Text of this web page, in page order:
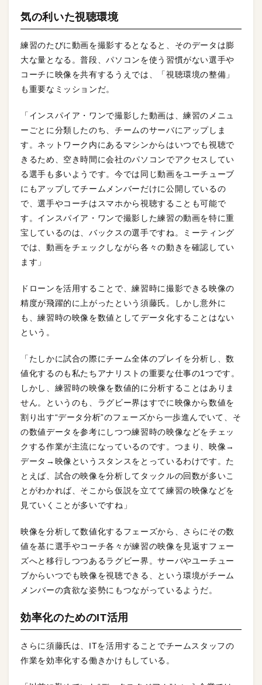
気の利いた視聴環境
練習のたびに動画を撮影するとなると、そのデータは膨
大な量となる。普段、パソコンを使う習慣がない選手や
コーチに映像を共有するうえでは、「視聴環境の整備」
も重要なミッションだ。
「インスパイア・ワンで撮影した動画は、練習のメニュ
ーごとに分類したのち、チームのサーバにアップしま
す。ネットワーク内にあるマシンからはいつでも視聴で
きるため、空き時間に会社のパソコンでアクセスしてい
る選手も多いようです。今では同じ動画をユーチューブ
にもアップしてチームメンバーだけに公開しているの
で、選手やコーチはスマホから視聴することも可能で
す。インスパイア・ワンで撮影した練習の動画を特に重
宝しているのは、バックスの選手ですね。ミーティング
では、動画をチェックしながら各々の動きを確認してい
ます」
ドローンを活用することで、練習時に撮影できる映像の
精度が飛躍的に上がったという須藤氏。しかし意外に
も、練習時の映像を数値としてデータ化することはない
という。
「たしかに試合の際にチーム全体のプレイを分析し、数
値化するのも私たちアナリストの重要な仕事の1つです。
しかし、練習時の映像を数値的に分析することはありま
せん。というのも、ラグビー界はすでに映像から数値を
割り出す“データ分析”のフェーズから一歩進んでいて、そ
の数値データを参考にしつつ練習時の映像などをチェッ
クする作業が主流になっているのです。つまり、映像→
データ→映像というスタンスをとっているわけです。た
とえば、試合の映像を分析してタックルの回数が多いこ
とがわかれば、そこから仮説を立てて練習の映像などを
見ていくことが多いですね」
映像を分析して数値化するフェーズから、さらにその数
値を基に選手やコーチ各々が練習の映像を見返すフェー
ズへと移行しつつあるラグビー界。サーバやユーチュー
ブからいつでも映像を視聴できる、という環境がチーム
メンバーの貪欲な姿勢にもつながっているようだ。
効率化のためのIT活用
さらに須藤氏は、ITを活用することでチームスタッフの
作業を効率化する働きかけもしている。